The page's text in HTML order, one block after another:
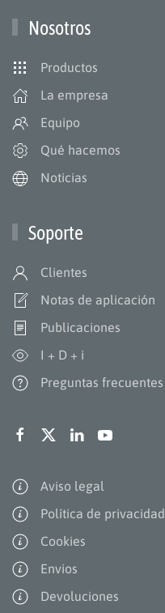
Nosotros
Productos
La empresa
Equipo
Qué hacemos
Noticias
Soporte
Clientes
Notas de aplicación
Publicaciones
I + D + i
Preguntas frecuentes
Aviso legal
Política de privacidad
Cookies
Envios
Devoluciones